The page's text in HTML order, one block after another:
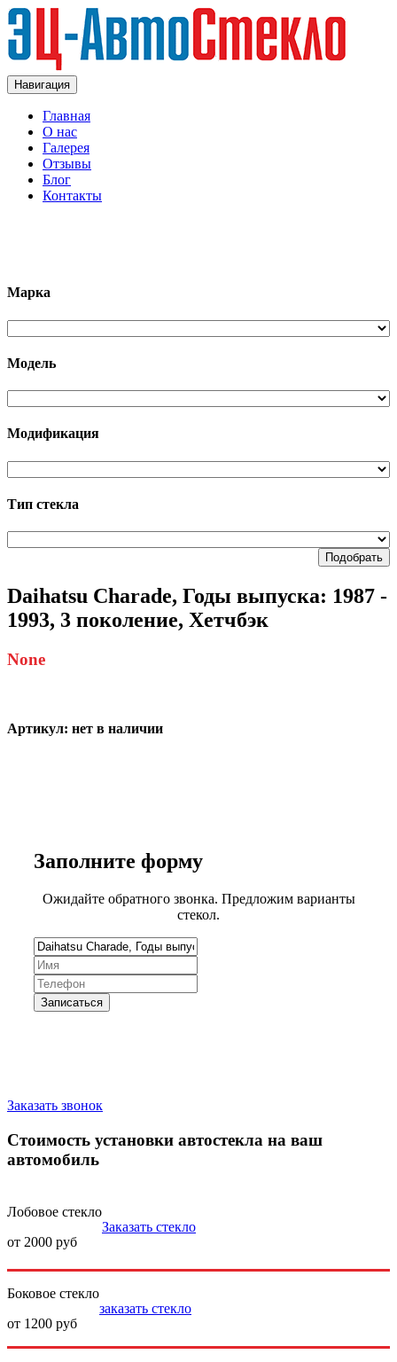
Навигация
Главная
О нас
Галерея
Отзывы
Блог
Контакты
Марка
Модель
Модификация
Тип стекла
Подобрать
Daihatsu Charade, Годы выпуска: 1987 -
1993, 3 поколение, Хетчбэк
None
Артикул: нет в наличии
Заполните форму
Ожидайте обратного звонка. Предложим варианты
стекол.
Заказать звонок
Стоимость установки автостекла на ваш
автомобиль
Лобовое стекло
от 2000 руб
Заказать стекло
Боковое стекло
от 1200 руб
заказать стекло